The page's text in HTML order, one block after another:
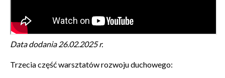
Data dodania 26.02.2025 r.
Trzecia część warsztatów rozwoju duchowego: